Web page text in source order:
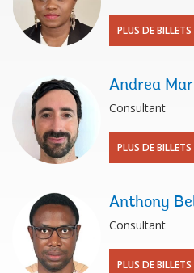
PLUS DE
Andrea
Consultant
PLUS DE
Anthony
Consultant
PLUS DE